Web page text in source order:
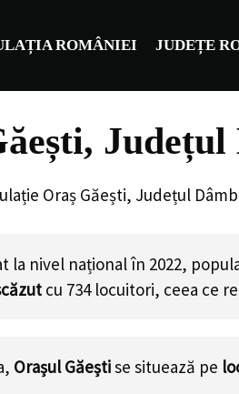
ROMÂNIEI JUDEȚE
Oraș Găești, Județul
nivel național în 2022,
cu 734locuitori, ceea ce
Orașul Găeștise situează pe